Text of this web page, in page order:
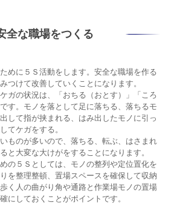
全な職場をつくる
めに５Ｓ活動をします。安全な職場を作る
つけて改善していくことになります。
ガの状況は、「おちる（おとす）」「ころ
す。モノを落として足に落ちる、落ちるモ
して指が挟まれる、はみ出したモノに引っ
てケガをする。
ものが多いので、落ちる、転ぶ、はさまれ
と大変な大けがをすることになります。
の５Ｓとしては、モノの整列や定位置化を
を整理整頓、置場スペースを確保して収納
く人の曲がり角や通路と作業場モノの置場
にしておくことがポイントです。